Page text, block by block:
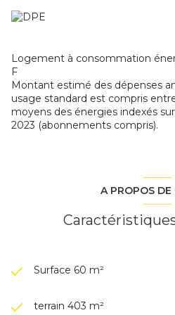
Les informations sur les risques
exposé sont disponibles sur le site
Logement à consommation
F
Montant estimé des dépenses
usage standard est compris
moyens des énergies indexés
2023 (abonnements compris).
A PROPOS DE
Surface 60 m²
terrain 403 m²